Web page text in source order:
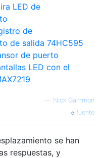
LED de
de
de salida 74HC595
de puerto
LED con el
— Nick Gammon
fuente
se han
respuestas, y